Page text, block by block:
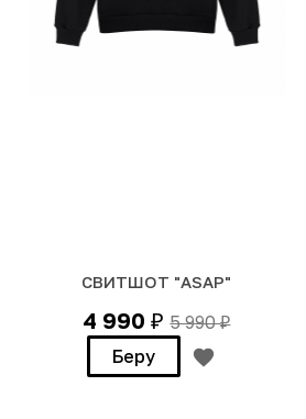
СВИТШОТ "ASAP"
4 990₽ 5 990₽
Беру